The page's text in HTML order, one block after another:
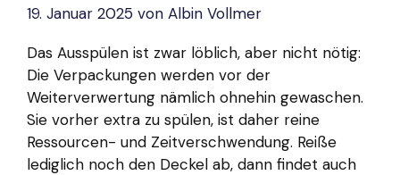
19. Januar 2025 von Albin Vollmer
Das Ausspülen ist zwar löblich, aber nicht nötig:
Die Verpackungen werden vor der
Weiterverwertung nämlich ohnehin gewaschen.
Sie vorher extra zu spülen, ist daher reine
Ressourcen- und Zeitverschwendung. Reiße
lediglich noch den Deckel ab, dann findet auch